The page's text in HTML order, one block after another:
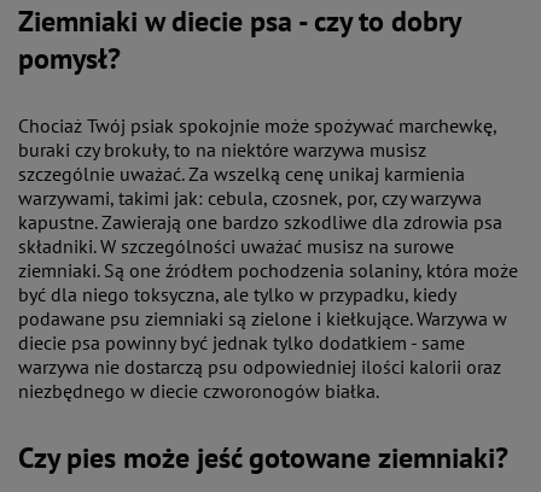
Ziemniaki w diecie psa - czy to dobry
pomysł?
Chociaż Twój psiak spokojnie może spożywać marchewkę,
buraki czy brokuły, to na niektóre warzywa musisz
szczególnie uważać. Za wszelką cenę unikaj karmienia
warzywami, takimi jak: cebula, czosnek, por, czy warzywa
kapustne. Zawierają one bardzo szkodliwe dla zdrowia psa
składniki. W szczególności uważać musisz na surowe
ziemniaki. Są one źródłem pochodzenia solaniny, która może
być dla niego toksyczna, ale tylko w przypadku, kiedy
podawane psu ziemniaki są zielone i kiełkujące. Warzywa w
diecie psa powinny być jednak tylko dodatkiem - same
warzywa nie dostarczą psu odpowiedniej ilości kalorii oraz
niezbędnego w diecie czworonogów białka.
Czy pies może jeść gotowane ziemniaki?